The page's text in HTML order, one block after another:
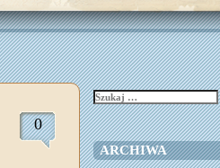
0
Szukaj:
ARCHIWA